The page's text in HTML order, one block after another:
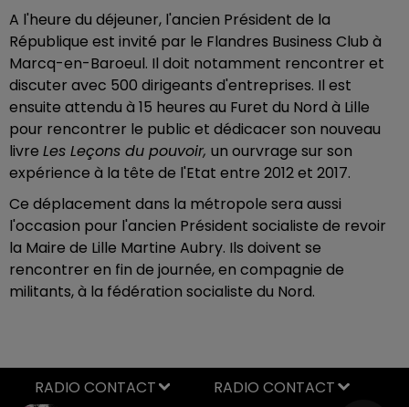
A l'heure du déjeuner, l'ancien Président de la
République est invité par le Flandres Business Club à
Marcq-en-Baroeul. Il doit notamment rencontrer et
discuter avec 500 dirigeants d'entreprises. Il est
ensuite attendu à 15 heures au Furet du Nord à Lille
pour rencontrer le public et dédicacer son nouveau
livre Les Leçons du pouvoir, un ourvrage sur son
expérience à la tête de l'Etat entre 2012 et 2017.
Ce déplacement dans la métropole sera aussi
l'occasion pour l'ancien Président socialiste de revoir
la Maire de Lille Martine Aubry. Ils doivent se
rencontrer en fin de journée, en compagnie de
militants, à la fédération socialiste du Nord.
RADIO CONTACT